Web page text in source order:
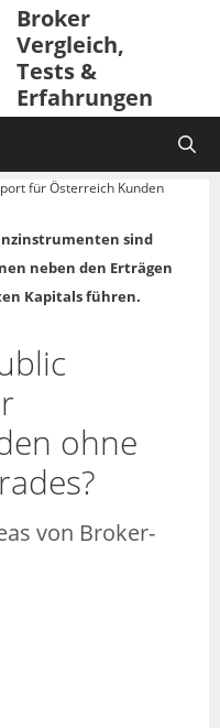
Broker
Vergleich,
Tests &
Erfahrungen
für Österreich Kunden
sind
neben den Erträgen
Kapitals führen.
ohne
von Broker-